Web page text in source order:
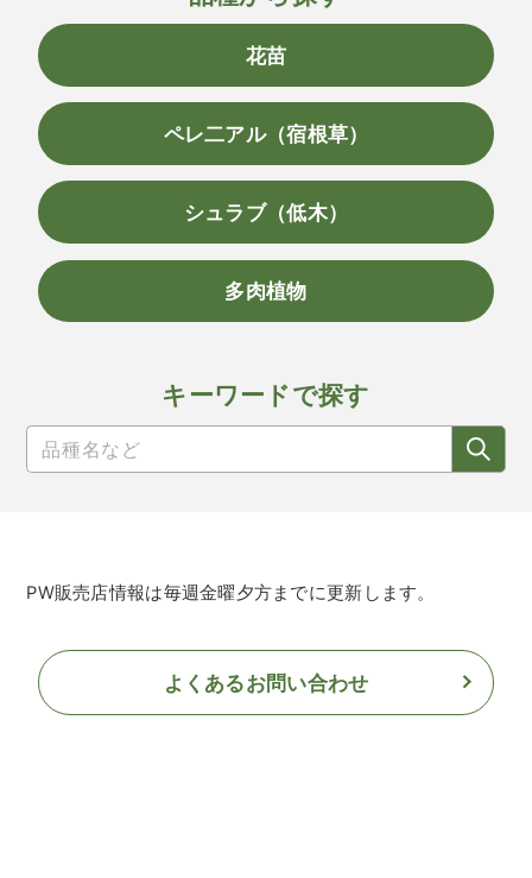
花苗
ペレ二アル（宿根草）
シュラブ（低木）
多肉植物
キーワードで探す
PW販売店情報は毎週金曜夕方までに更新します。
よくあるお問い合わせ